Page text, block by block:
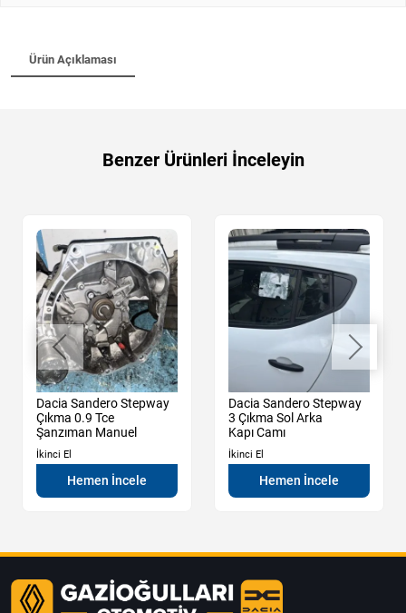
Ürün Açıklaması
Benzer Ürünleri İnceleyin
Dacia Sandero Stepway
Çıkma 0.9 Tce
Şanzıman Manuel
İkinci El
Hemen İncele
Dacia Sandero Stepway
3 Çıkma Sol Arka
Kapı Camı
İkinci El
Hemen İncele